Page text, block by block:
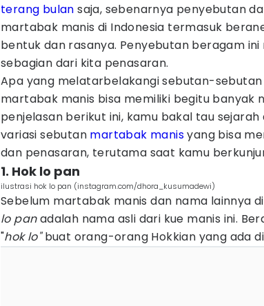
terang bulan saja, sebenarnya penyebutan
martabak manis di Indonesia termasuk
bentuk dan rasanya. Penyebutan beragam
sebagian dari kita penasaran.
Apa yang melatarbelakangi sebutan-sebutan
martabak manis bisa memiliki begitu banyak
penjelasan berikut ini, kamu bakal tau sejarah
variasi sebutan martabak manisyang bisa
dan penasaran, terutama saat kamu
1. Hok lo pan
ilustrasi hok lo pan (instagram.com/dhora_kusumadewi)
Sebelum martabak manis dan nama lainnya
lo panadalah nama asli dari kue manis ini.
"hok lo"buat orang-orang Hokkian yang ada di